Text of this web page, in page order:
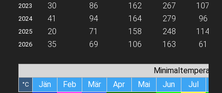
2023 30 86 162 267 107
2024 41 94 164 279 96
2025 20 71 158 248 114
2026 35 69 106 163 61
Minimaltemperatur
°C Jän Feb Mär Apr Mai Jun Jul